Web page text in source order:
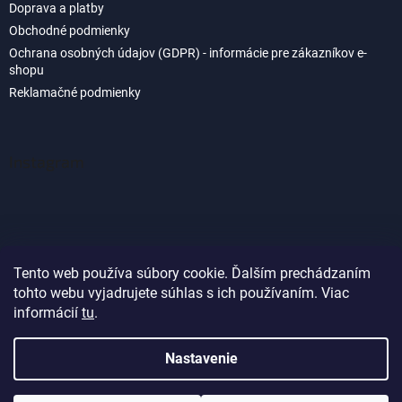
Tento web používa súbory cookie. Ďalším prechádzaním
tohto webu vyjadrujete súhlas s ich používaním. Viac
informácií tu.
Nastavenie
Doprava a platby
Obchodné podmienky
Ochrana osobných údajov (GDPR) - informácie pre zákazníkov e-
shopu
Reklamačné podmienky
Sledovať na Instagrame
Vytvoril Shoptet